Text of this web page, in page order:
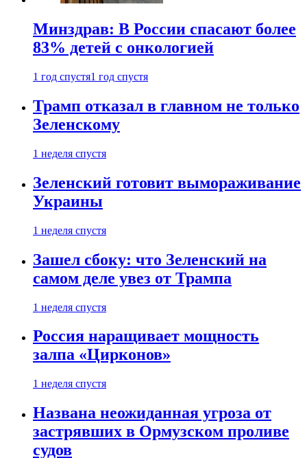
Минздрав: В России спасают более
83% детей с онкологией
1 год спустя1 год спустя
Трамп отказал в главном не только
Зеленскому
1 неделя спустя
Зеленский готовит вымораживание
Украины
1 неделя спустя
Зашел сбоку: что Зеленский на
самом деле увез от Трампа
1 неделя спустя
Россия наращивает мощность
залпа «Цирконов»
1 неделя спустя
Названа неожиданная угроза от
застрявших в Ормузском проливе
судов